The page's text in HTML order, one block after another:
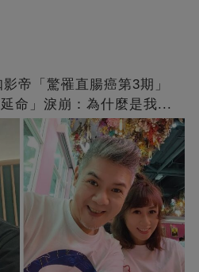
影帝「驚罹直腸癌第3期」
命」淚崩：為什麼是我...